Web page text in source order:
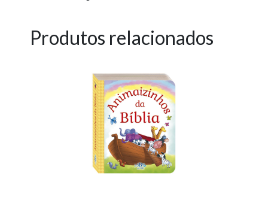
Produtos relacionados